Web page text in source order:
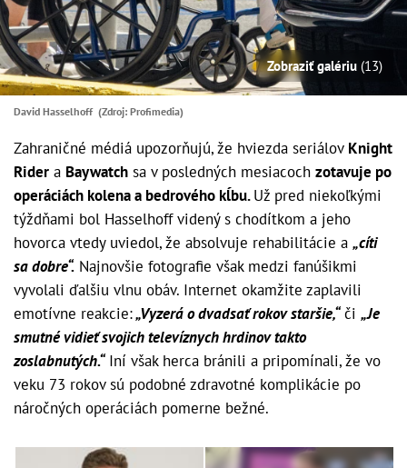
Zobraziť galériu (13)
David Hasselhoff (Zdroj: Profimedia)
Zahraničné médiá upozorňujú, že hviezda seriálov Knight
Rider a Baywatch sa v posledných mesiacoch zotavuje po
operáciách kolena a bedrového kĺbu.Už pred niekoľkými
týždňami bol Hasselhoff videný s chodítkom a jeho
hovorca vtedy uviedol, že absolvuje rehabilitácie a „cíti
sa dobre“. Najnovšie fotografie však medzi fanúšikmi
vyvolali ďalšiu vlnu obáv. Internet okamžite zaplavili
emotívne reakcie:„Vyzerá o dvadsať rokov staršie,“či „Je
smutné vidieť svojich televíznych hrdinov takto
zoslabnutých.“Iní však herca bránili a pripomínali, že vo
veku 73 rokov sú podobné zdravotné komplikácie po
náročných operáciách pomerne bežné.